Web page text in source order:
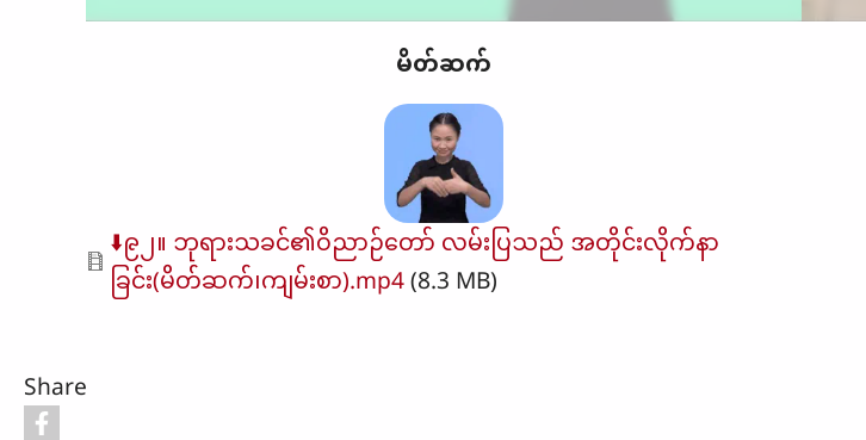
မိတ်ဆက်
Document
⬇️၉၂။ ဘုရားသခင်၏ဝိညာဉ်တော် လမ်းပြသည် အတိုင်းလိုက်နာ
ခြင်း(မိတ်ဆက်၊ကျမ်းစာ).mp4(8.3 MB)
Share